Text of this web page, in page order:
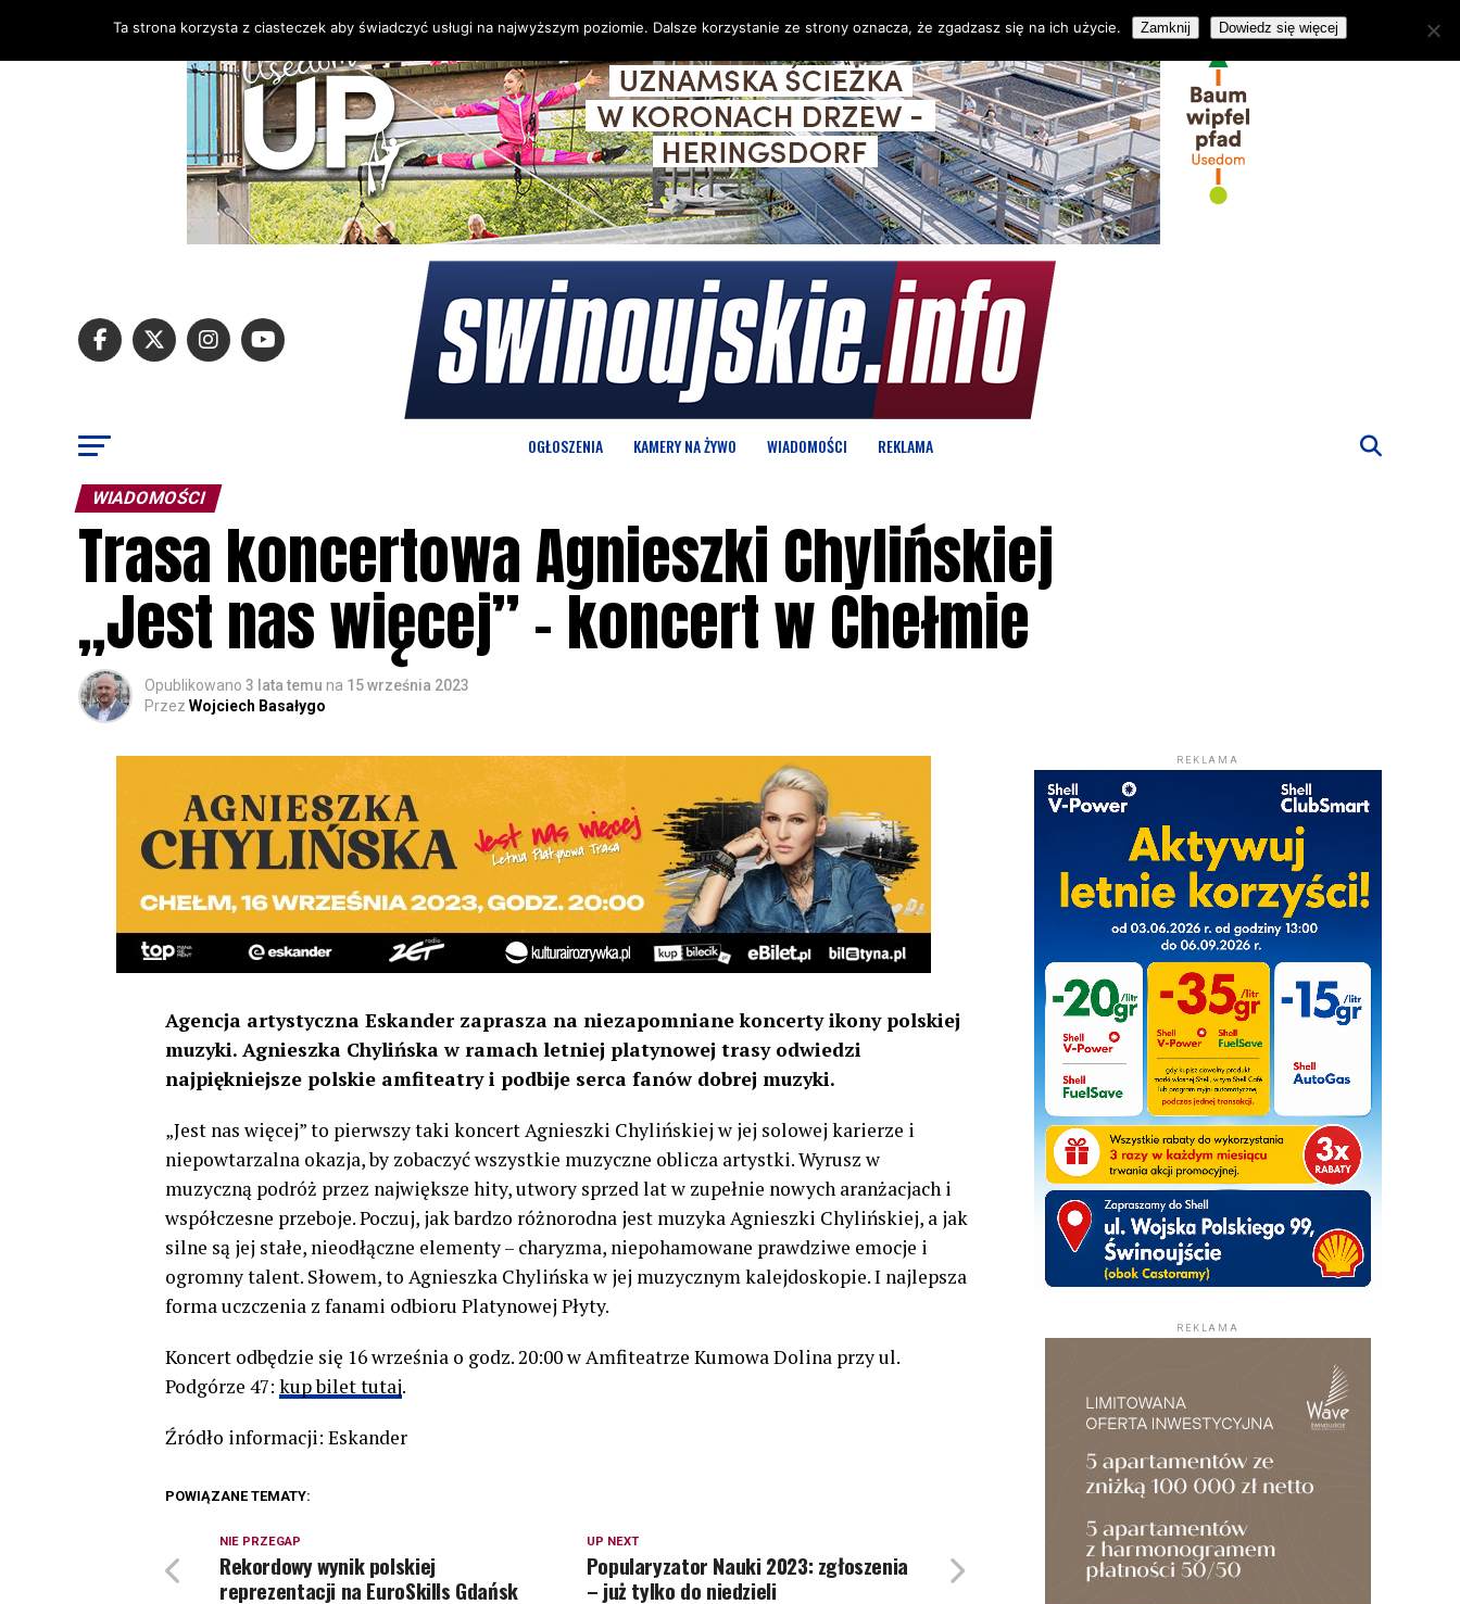
OGŁOSZENIA KAMERY NA ŻYWO WIADOMOŚCI REKLAMA
WIADOMOŚCI
Trasa koncertowa Agnieszki Chylińskiej
„Jest nas więcej” – koncert w Chełmie
Opublikowano 3 lata temu na 15 września 2023
Przez Wojciech Basałygo
Agencja artystyczna Eskander zaprasza na niezapomniane koncerty ikony polskiej
muzyki. Agnieszka Chylińska w ramach letniej platynowej trasy odwiedzi
najpiękniejsze polskie amfiteatry i podbije serca fanów dobrej muzyki.
„Jest nas więcej” to pierwszy taki koncert Agnieszki Chylińskiej w jej solowej karierze i
niepowtarzalna okazja, by zobaczyć wszystkie muzyczne oblicza artystki. Wyrusz w
muzyczną podróż przez największe hity, utwory sprzed lat w zupełnie nowych aranżacjach i
współczesne przeboje. Poczuj, jak bardzo różnorodna jest muzyka Agnieszki Chylińskiej, a jak
silne są jej stałe, nieodłączne elementy – charyzma, niepohamowane prawdziwe emocje i
ogromny talent. Słowem, to Agnieszka Chylińska w jej muzycznym kalejdoskopie. I najlepsza
forma uczczenia z fanami odbioru Platynowej Płyty.
Koncert odbędzie się 16 września o godz. 20:00 w Amfiteatrze Kumowa Dolina przy ul.
Podgórze 47: kup bilet tutaj.
Źródło informacji: Eskander
POWIĄZANE TEMATY:
UP NEXT
Popularyzator Nauki 2023: zgłoszenia
– już tylko do niedzieli
NIE PRZEGAP
Rekordowy wynik polskiej
reprezentacji na EuroSkills Gdańsk
REKLAMA
REKLAMA
Ta strona korzysta z ciasteczek aby świadczyć usługi na najwyższym poziomie. Dalsze korzystanie ze strony oznacza, że zgadzasz się na ich użycie. Zamknij Dowiedz się więcej